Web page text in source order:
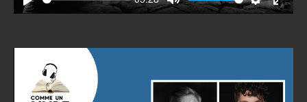
Play Mute SettingsEnter